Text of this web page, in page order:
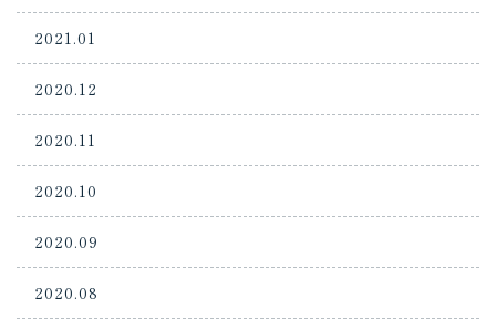
2021.01
2020.12
2020.11
2020.10
2020.09
2020.08